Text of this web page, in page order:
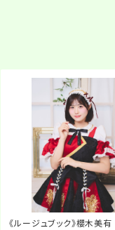
《ルージュブック》櫻木美